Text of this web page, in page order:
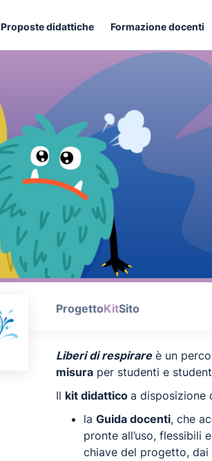
Proposte didattiche Formazione docenti
ProgettoKitSito
Liberi di respirareè un
misura per studenti e
Il kit didattico a disposizione
la Guida docenti, che
pronte all’uso,
chiave del progetto, dai